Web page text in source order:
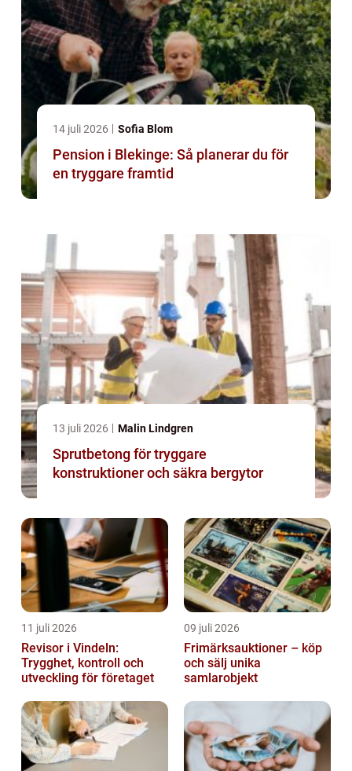
14 juli 2026 Sofia Blom
Pension i Blekinge: Så planerar du för
en tryggare framtid
13 juli 2026 Malin Lindgren
Sprutbetong för tryggare
konstruktioner och säkra bergytor
11 juli 2026
Revisor i Vindeln:
Trygghet, kontroll och
utveckling för företaget
09 juli 2026
Frimärksauktioner – köp
och sälj unika
samlarobjekt